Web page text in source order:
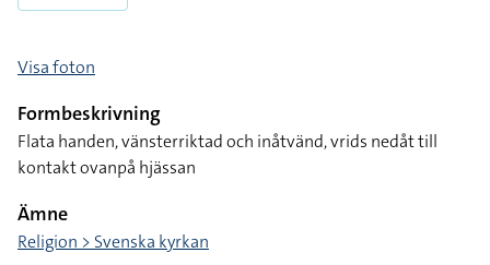
Visa foton
Formbeskrivning
Flata handen, vänsterriktad och inåtvänd, vrids nedåt till
kontakt ovanpå hjässan
Ämne
Religion > Svenska kyrkan